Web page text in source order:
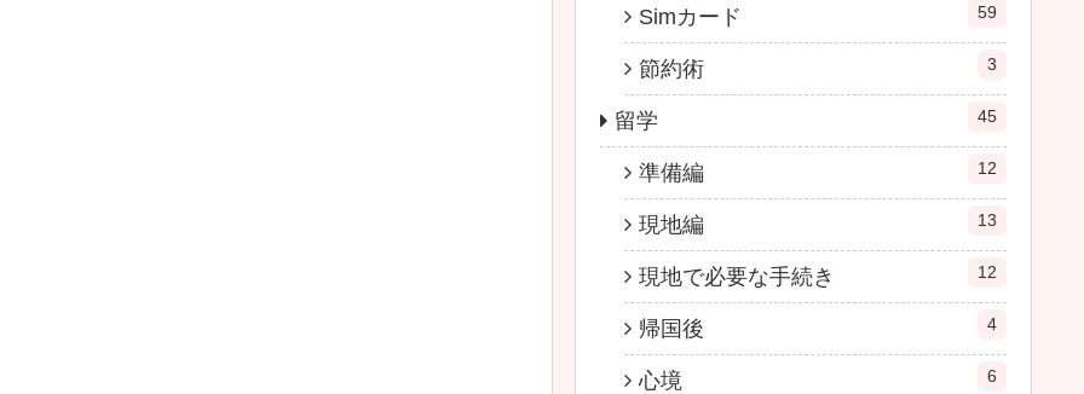
Simカード 59
節約術 3
留学 45
準備編 12
現地編 13
現地で必要な手続き 12
帰国後 4
心境 6